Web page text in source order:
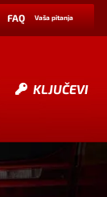
FAQ Vaša pitanja
KLJUČEVI